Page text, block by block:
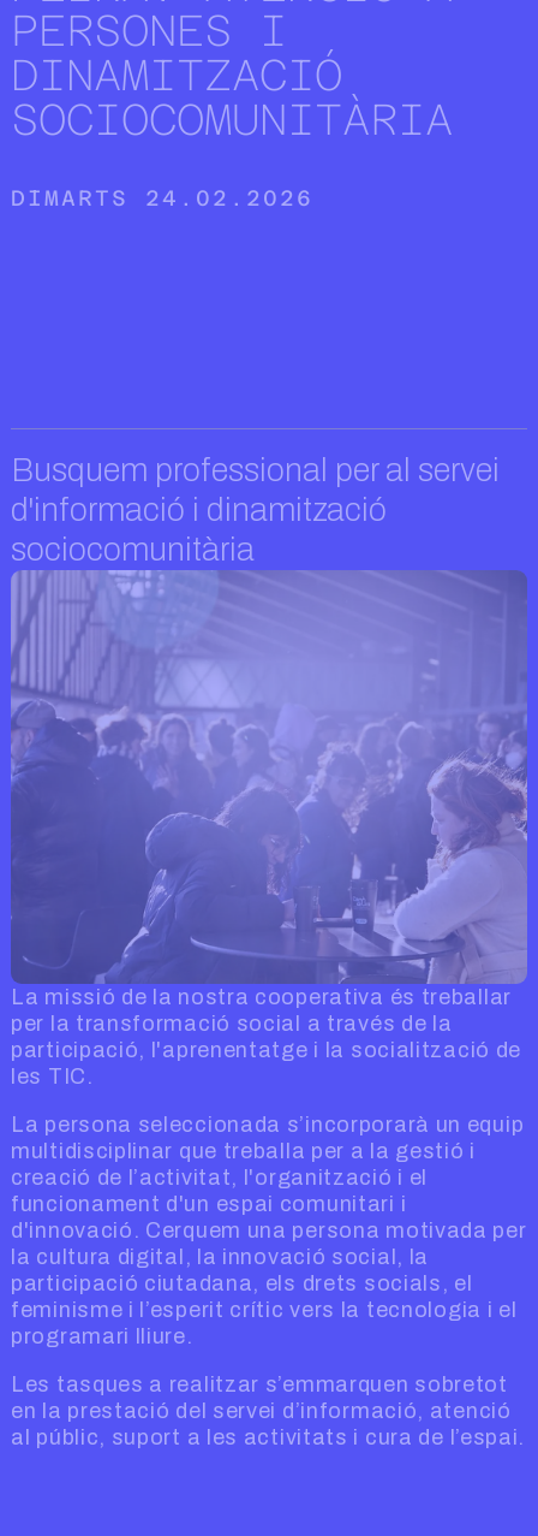
PERSONES I
DINAMITZACIÓ
SOCIOCOMUNITÀRIA
DIMARTS 24.02.2026
Busquem professional per al servei
d'informació i dinamització
sociocomunitària
La missió de la nostra cooperativa és treballar
per la transformació social a través de la
participació, l'aprenentatge i la socialització de
les TIC.
La persona seleccionada s’incorporarà un equip
multidisciplinar que treballa per a la gestió i
creació de l’activitat, l'organització i el
funcionament d'un espai comunitari i
d'innovació. Cerquem una persona motivada per
la cultura digital, la innovació social, la
participació ciutadana, els drets socials, el
feminisme i l’esperit crític vers la tecnologia i el
programari lliure.
Les tasques a realitzar s’emmarquen sobretot
en la prestació del servei d’informació, atenció
al públic, suport a les activitats i cura de l’espai.